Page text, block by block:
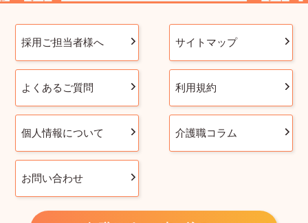
採用ご担当者様へ サイトマップ
よくあるご質問 利用規約
個人情報について 介護職コラム
お問い合わせ